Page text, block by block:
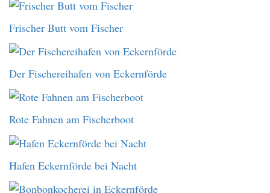
Frischer Butt vom Fischer
Der Fischereihafen von Eckernförde
Rote Fahnen am Fischerboot
Hafen Eckernförde bei Nacht